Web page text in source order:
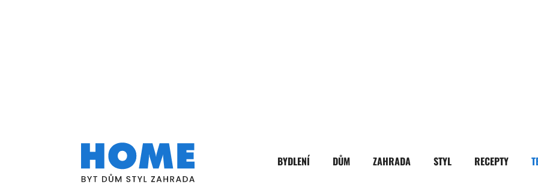
BYDLENÍ DŮM ZAHRADA STYL RECEPTY